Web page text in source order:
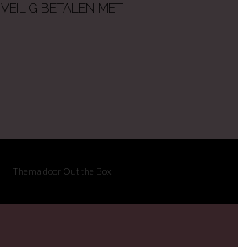
VEILIG BETALEN MET:
Thema door Out the Box